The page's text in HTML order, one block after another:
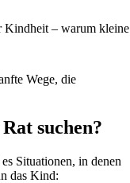
Kindheit – warum kleine
Wege, die
suchen?
Situationen, in denen
das Kind: